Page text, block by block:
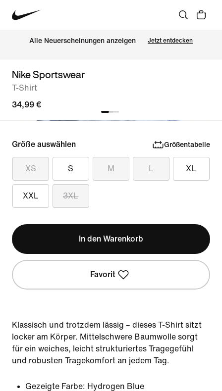
Alle Neuerscheinungen anzeigen Jetzt entdecken
Nike Sportswear
T-Shirt
34,99 €
Größe auswählen Größentabelle
XS S M L XL
XXL 3XL
In den Warenkorb
Favorit
Klassisch und trotzdem lässig – dieses T-Shirt sitzt
locker am Körper. Mittelschwere Baumwolle sorgt
für ein weiches, leicht strukturiertes Tragegefühl
und robusten Tragekomfort an jedem Tag.
Gezeigte Farbe: Hydrogen Blue